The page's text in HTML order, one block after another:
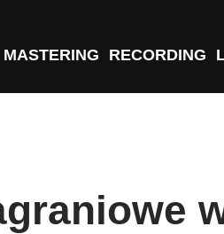
MASTERING RECORDING